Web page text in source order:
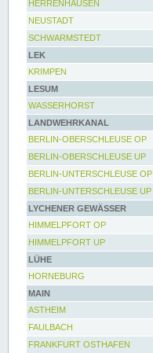
HERRENHAUSEN
NEUSTADT
SCHWARMSTEDT
LEK
KRIMPEN
LESUM
WASSERHORST
LANDWEHRKANAL
BERLIN-OBERSCHLEUSE OP
BERLIN-OBERSCHLEUSE UP
BERLIN-UNTERSCHLEUSE OP
BERLIN-UNTERSCHLEUSE UP
LYCHENER GEWÄSSER
HIMMELPFORT OP
HIMMELPFORT UP
LÜHE
HORNEBURG
MAIN
ASTHEIM
FAULBACH
FRANKFURT OSTHAFEN